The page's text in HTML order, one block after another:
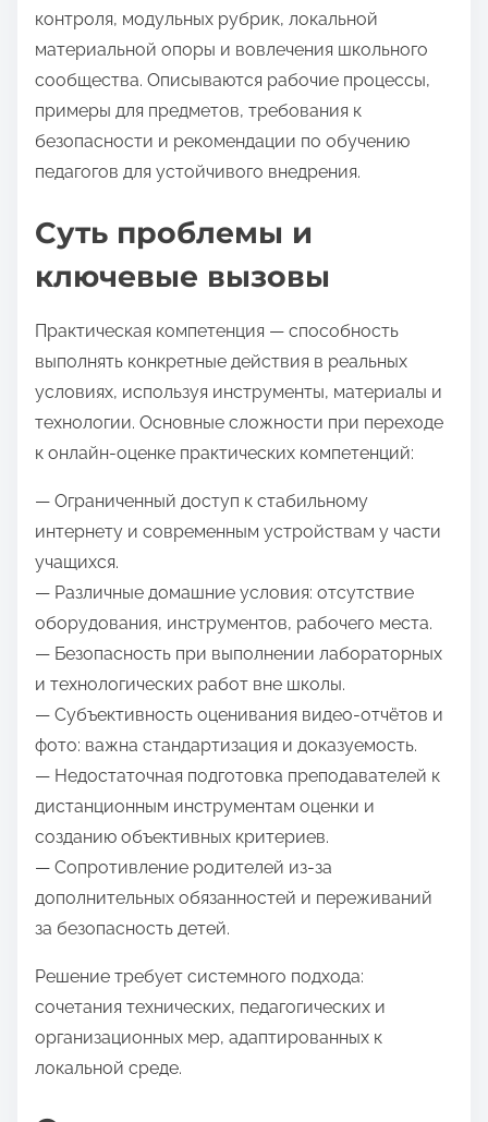
контроля, модульных рубрик, локальной
материальной опоры и вовлечения школьного
сообщества. Описываются рабочие процессы,
примеры для предметов, требования к
безопасности и рекомендации по обучению
педагогов для устойчивого внедрения.
Суть проблемы и
ключевые вызовы
Практическая компетенция — способность
выполнять конкретные действия в реальных
условиях, используя инструменты, материалы и
технологии. Основные сложности при переходе
к онлайн-оценке практических компетенций:
— Ограниченный доступ к стабильному
интернету и современным устройствам у части
учащихся.
— Различные домашние условия: отсутствие
оборудования, инструментов, рабочего места.
— Безопасность при выполнении лабораторных
и технологических работ вне школы.
— Субъективность оценивания видео-отчётов и
фото: важна стандартизация и доказуемость.
— Недостаточная подготовка преподавателей к
дистанционным инструментам оценки и
созданию объективных критериев.
— Сопротивление родителей из-за
дополнительных обязанностей и переживаний
за безопасность детей.
Решение требует системного подхода:
сочетания технических, педагогических и
организационных мер, адаптированных к
локальной среде.